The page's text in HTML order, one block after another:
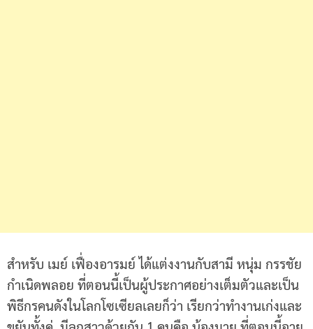
สำหรับ เมย์ เฟื่องอารมย์ ได้แต่งงานกับสามี หนุ่ม กรรชัย
กำเนิดพลอย ที่ตอนนี้เป็นผู้ประกาศอย่างเต็มตัวและเป็น
พิธีกรคนดังในโลกโซเซียลเลยก็ว่า เรียกว่าทำงานเก่งและ